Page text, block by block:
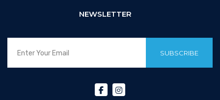
NEWSLETTER
SUBSCRIBE